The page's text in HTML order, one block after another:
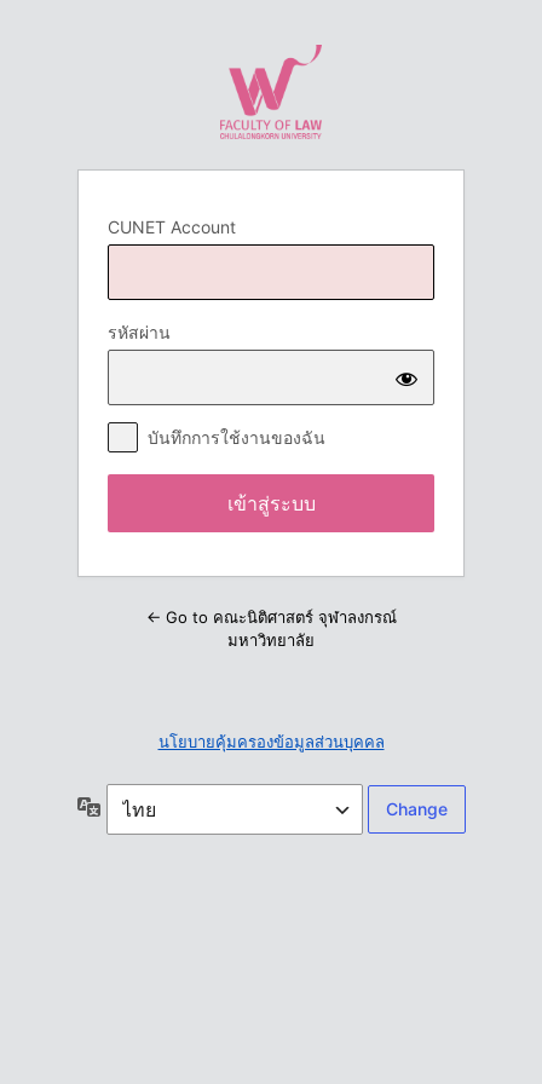
CUNET Account
รหัสผ่าน
บันทึกการใช้งานของฉัน
← Go to คณะนิติศาสตร์ จุฬาลงกรณ์
มหาวิทยาลัย
นโยบายคุ้มครองข้อมูลส่วนบุคคล
ภาษา